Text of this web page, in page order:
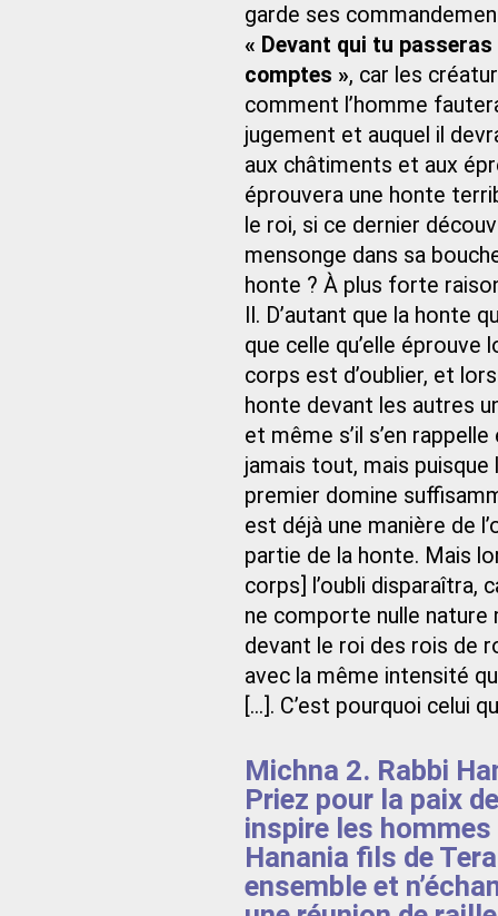
garde ses
« Devant qui tu
comptes », car les
comment l’homme
jugement et auquel il
aux châtiments et aux
éprouvera une honte
le roi, si ce dernier
mensonge dans sa
honte ? À plus forte
Il. D’autant que la honte
que celle qu’elle éprouve
corps est d’oublier, et
honte devant les autres
et même s’il s’en
jamais tout, mais puisque
premier domine
est déjà une manière de
partie de la honte. Mais
corps] l’oubli
ne comporte nulle nature
devant le roi des rois de
avec la même intensité
[...]. C’est pourquoi celui
Michna 2. Rabbi
Priez pour la paix
inspire les
Hanania fils de
ensemble et